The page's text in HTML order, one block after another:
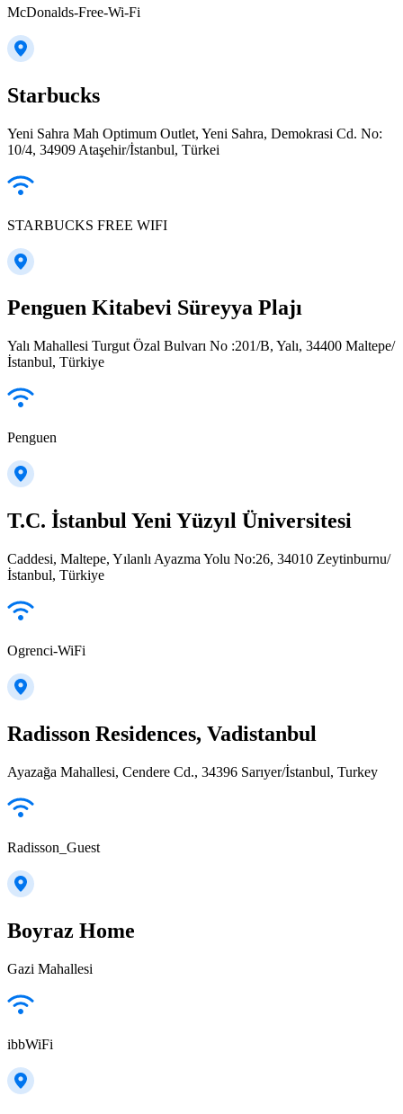
McDonalds-Free-Wi-Fi
Starbucks
Yeni Sahra Mah Optimum Outlet, Yeni Sahra, Demokrasi Cd. No:
10/4, 34909 Ataşehir/İstanbul, Türkei
STARBUCKS FREE WIFI
Penguen Kitabevi Süreyya Plajı
Yalı Mahallesi Turgut Özal Bulvarı No :201/B, Yalı, 34400 Maltepe/
İstanbul, Türkiye
Penguen
T.C. İstanbul Yeni Yüzyıl Üniversitesi
Caddesi, Maltepe, Yılanlı Ayazma Yolu No:26, 34010 Zeytinburnu/
İstanbul, Türkiye
Ogrenci-WiFi
Radisson Residences, Vadistanbul
Ayazağa Mahallesi, Cendere Cd., 34396 Sarıyer/İstanbul, Turkey
Radisson_Guest
Boyraz Home
Gazi Mahallesi
ibbWiFi